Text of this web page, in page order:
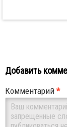
Добавить
Комментарий*